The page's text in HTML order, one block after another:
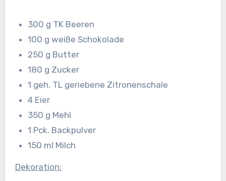
300 g TK Beeren
100 g weiße Schokolade
250 g Butter
180 g Zucker
1 geh. TL geriebene Zitronenschale
4 Eier
350 g Mehl
1 Pck. Backpulver
150 ml Milch
Dekoration: